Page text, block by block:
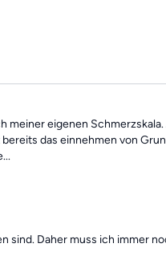
meiner eigenen
das einnehmen von
sind. Daher muss ich immer